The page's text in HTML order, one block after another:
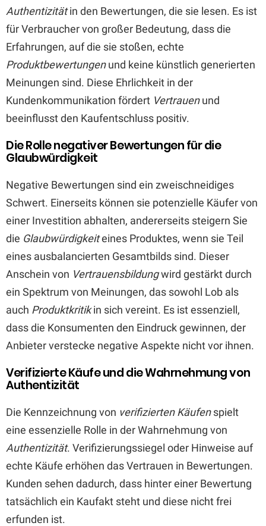
Authentizitätin den Bewertungen, die sie lesen. Es ist
für Verbraucher von großer Bedeutung, dass die
Erfahrungen, auf die sie stoßen, echte
Produktbewertungenund keine künstlich generierten
Meinungen sind. Diese Ehrlichkeit in der
Kundenkommunikation fördert Vertrauenund
beeinflusst den Kaufentschluss positiv.
Die Rolle negativer Bewertungen für die
Glaubwürdigkeit
Negative Bewertungen sind ein zweischneidiges
Schwert. Einerseits können sie potenzielle Käufer von
einer Investition abhalten, andererseits steigern Sie
die Glaubwürdigkeiteines Produktes, wenn sie Teil
eines ausbalancierten Gesamtbilds sind. Dieser
Anschein von Vertrauensbildungwird gestärkt durch
ein Spektrum von Meinungen, das sowohl Lob als
auch Produktkritikin sich vereint. Es ist essenziell,
dass die Konsumenten den Eindruck gewinnen, der
Anbieter verstecke negative Aspekte nicht vor ihnen.
Verifizierte Käufe und die Wahrnehmung von
Authentizität
Die Kennzeichnung von verifizierten Käufenspielt
eine essenzielle Rolle in der Wahrnehmung von
Authentizität. Verifizierungssiegel oder Hinweise auf
echte Käufe erhöhen das Vertrauen in Bewertungen.
Kunden sehen dadurch, dass hinter einer Bewertung
tatsächlich ein Kaufakt steht und diese nicht frei
erfunden ist.